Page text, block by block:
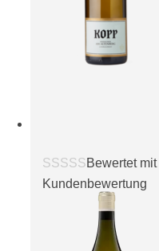
Bewertet mit
Kundenbewertung